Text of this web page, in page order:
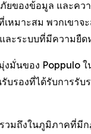
ของข้อมูล และค
หมาะสม พวกเข
ละระบบที่มีความยืด
นของ Poppulo
รองที่ได้รับการรั
วมถึงในภูมิภาคที่